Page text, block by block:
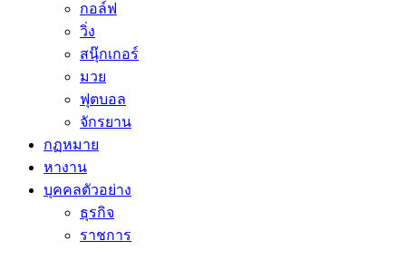
กอล์ฟ
วิ่ง
สนุ๊กเกอร์
มวย
ฟุตบอล
จักรยาน
กฏหมาย
หางาน
บุคคลตัวอย่าง
ธุรกิจ
ราชการ